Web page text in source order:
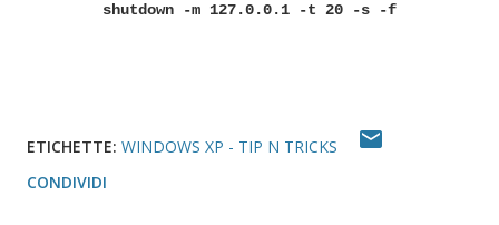
shutdown -m 127.0.0.1 -t 20 -s -f
ETICHETTE: WINDOWS XP - TIP N TRICKS
CONDIVIDI